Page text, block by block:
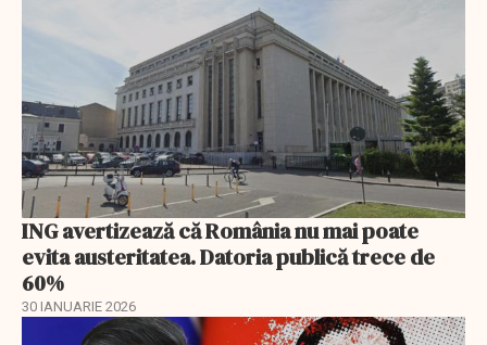
ING avertizează că România nu mai poate
evita austeritatea. Datoria publică trece de
60%
30 IANUARIE 2026